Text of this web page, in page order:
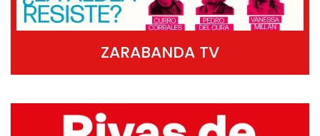
ZARABANDA TV